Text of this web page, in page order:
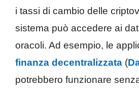
i tassi di cambio delle
sistema può accedere ai
oracoli. Ad esempio, le
finanza decentralizzata (
potrebbero funzionare